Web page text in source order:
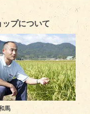
ップについて
馬